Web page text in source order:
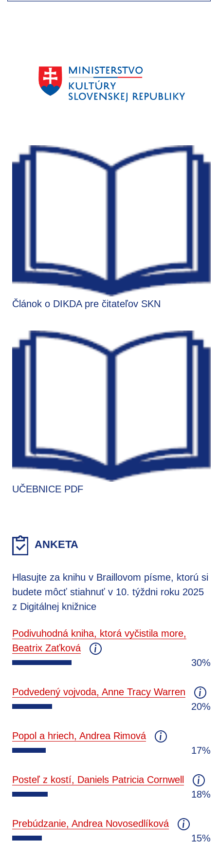
Článok o DIKDA pre čitateľov SKN
UČEBNICE PDF
ANKETA
Hlasujte za knihu v Braillovom písme, ktorú si
budete môcť stiahnuť v 10. týždni roku 2025
z Digitálnej knižnice
Podivuhodná kniha, ktorá vyčistila more,
Beatrix Zaťková
30%
Podvedený vojvoda, Anne Tracy Warren
20%
Popol a hriech, Andrea Rimová
17%
Posteľ z kostí, Daniels Patricia Cornwell
18%
Prebúdzanie, Andrea Novosedlíková
15%